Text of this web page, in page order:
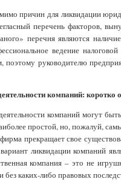
причин для ликвидации
перечень факторов,
перечня являются
ведение
поэтому руководителю
компаний: коротко
компаний могут
простой, но, пожалуй,
прекращает свое
ликвидации компаний
компания – это не
без каких-либо правовых